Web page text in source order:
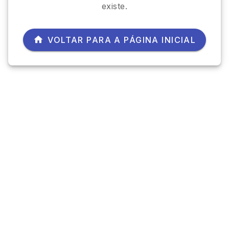
existe.
VOLTAR PARA A PÁGINA INICIAL